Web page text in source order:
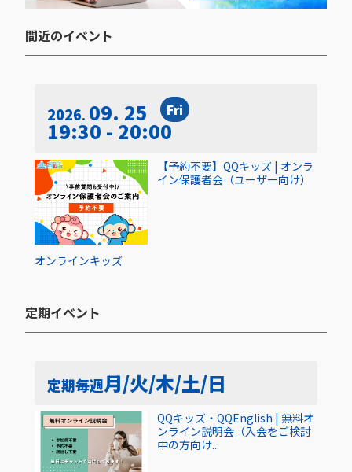
間近のイベント​
2026 09. 25 Fri
19:30 - 20:00
オンラインキッズ
【予約不要】QQキッズ | オンラ
イン保護者会（ユーザー向け）
定期イベント​
定期毎週月/火/木/土/日
QQキッズ・QQEnglish | 無料オ
ンライン説明会（入会をご検討
中の方向け...